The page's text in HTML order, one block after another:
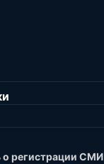
о регистрации СМИ